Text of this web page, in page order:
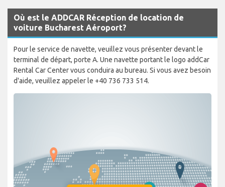
Où est le ADDCAR Réception de location de
voiture Bucharest Aéroport?
Pour le service de navette, veuillez vous présenter devant le
terminal de départ, porte A. Une navette portant le logo addCar
Rental Car Center vous conduira au bureau. Si vous avez besoin
d'aide, veuillez appeler le +40 736 733 514.